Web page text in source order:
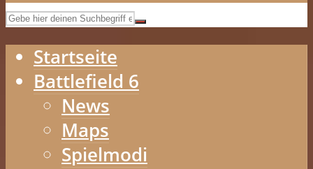
Startseite
Battlefield 6
News
Maps
Spielmodi